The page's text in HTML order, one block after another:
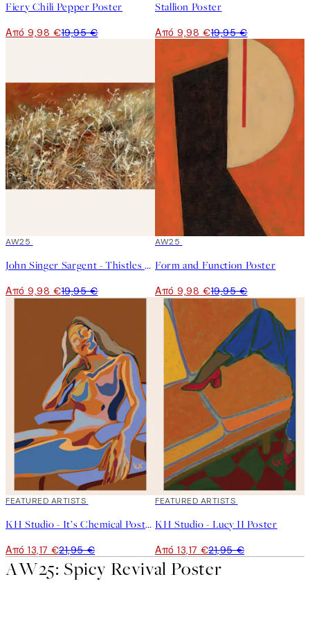
Fiery Chili Pepper Poster
Από 9,98 €19,95 €
Stallion Poster
Από 9,98 €19,95 €
50%*
AW25
John Singer Sargent - Thistles Poster
Από 9,98 €19,95 €
50%*
AW25
Form and Function Poster
Από 9,98 €19,95 €
40%*
FEATURED ARTISTS
KH Studio - It’s Chemical Poster
Από 13,17 €21,95 €
40%*
FEATURED ARTISTS
KH Studio - Lucy II Poster
Από 13,17 €21,95 €
AW25: Spicy Revival Poster